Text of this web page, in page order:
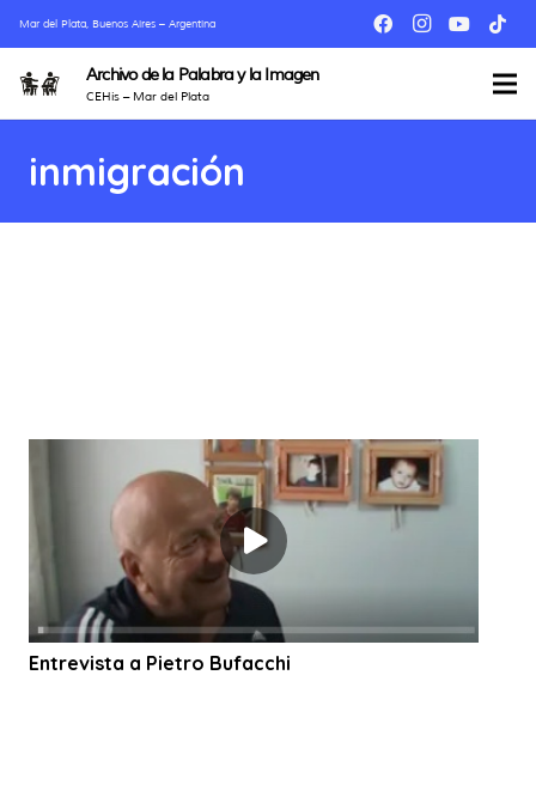
Mar del Plata, Buenos Aires – Argentina
Archivo de la Palabra y la Imagen
CEHis – Mar del Plata
inmigración
Entrevista a Pietro Bufacchi